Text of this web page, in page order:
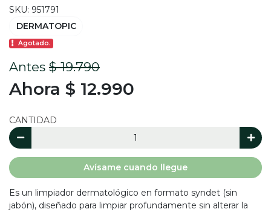
SKU: 951791
DERMATOPIC
Agotado.
Antes $ 19.790
Ahora $ 12.990
CANTIDAD
Avísame cuando llegue
Es un limpiador dermatológico en formato syndet (sin
jabón), diseñado para limpiar profundamente sin alterar la